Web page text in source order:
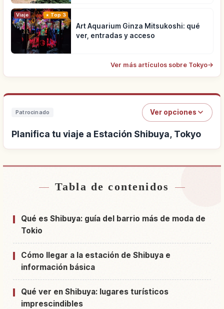
Viaje Top 3
Art Aquarium Ginza Mitsukoshi: qué
ver, entradas y acceso
Ver más artículos sobre Tokyo→
Patrocinado Ver opciones
Planifica tu viaje a Estación Shibuya, Tokyo
Buscar alojamiento cerca de Estación Shibuya,
Buscar experiencias en Estación Shibuya,
Tabla de contenidos
Qué es Shibuya: guía del barrio más de moda de
Tokio
Cómo llegar a la estación de Shibuya e
información básica
Qué ver en Shibuya: lugares turísticos
imprescindibles